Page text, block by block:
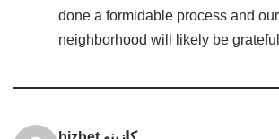
done a formidable process and
neighborhood will likely be